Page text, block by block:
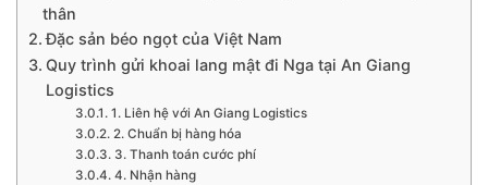
thân
Đặc sản béo ngọt của Việt Nam
Quy trình gửi khoai lang mật đi Nga tại An Giang
Logistics
1. Liên hệ với An Giang Logistics
2. Chuẩn bị hàng hóa
3. Thanh toán cước phí
4. Nhận hàng